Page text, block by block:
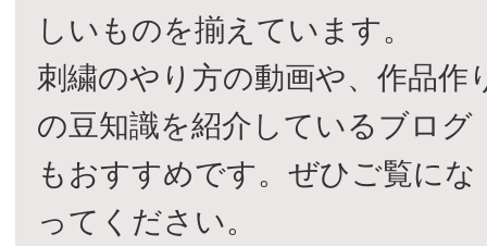
しいものを揃えています。
刺繍のやり方の動画や、作品作
の豆知識を紹介しているブログ
もおすすめです。ぜひご覧にな
ってください。